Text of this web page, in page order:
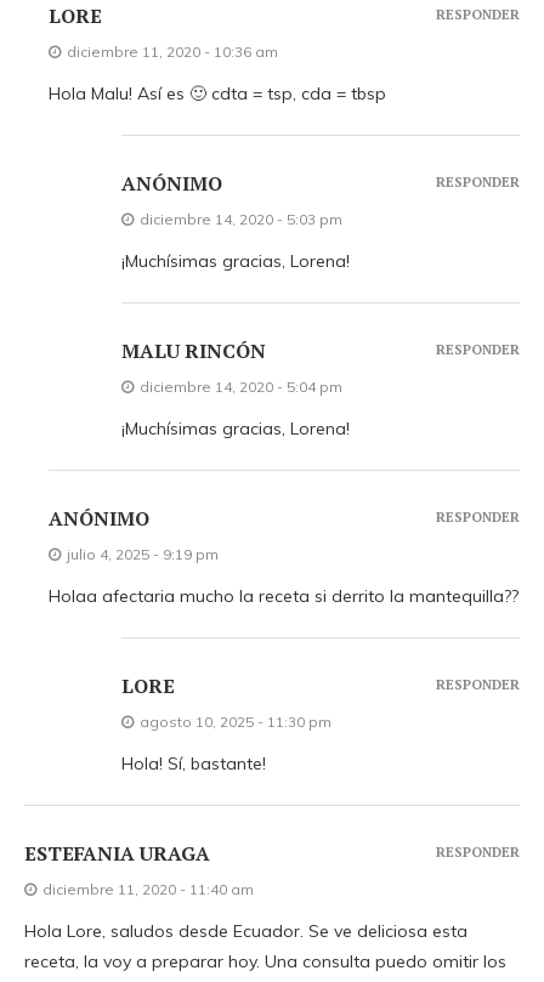
LORE
diciembre 11, 2020 - 10:36 am
Hola Malu! Así es 🙂 cdta = tsp, cda = tbsp
RESPONDER
ANÓNIMO
diciembre 14, 2020 - 5:03 pm
¡Muchísimas gracias, Lorena!
RESPONDER
MALU RINCÓN
diciembre 14, 2020 - 5:04 pm
¡Muchísimas gracias, Lorena!
RESPONDER
ANÓNIMO
julio 4, 2025 - 9:19 pm
Holaa afectaria mucho la receta si derrito la mantequilla??
RESPONDER
LORE
agosto 10, 2025 - 11:30 pm
Hola! Sí, bastante!
RESPONDER
ESTEFANIA URAGA
diciembre 11, 2020 - 11:40 am
Hola Lore, saludos desde Ecuador. Se ve deliciosa esta
receta, la voy a preparar hoy. Una consulta puedo omitir los
RESPONDER